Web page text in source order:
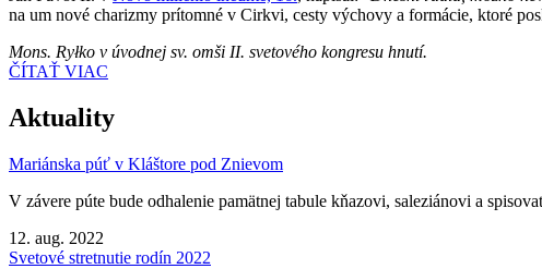
na um nové charizmy prítomné v Cirkvi, cesty výchovy a formácie, ktoré
Mons. Ryłko v úvodnej sv. omši II. svetového kongresu hnutí.
ČÍTAŤ VIAC
Aktuality
Mariánska púť v Kláštore pod Znievom
V závere púte bude odhalenie pamätnej tabule kňazovi, saleziánovi a
12. aug. 2022
Svetové stretnutie rodín 2022